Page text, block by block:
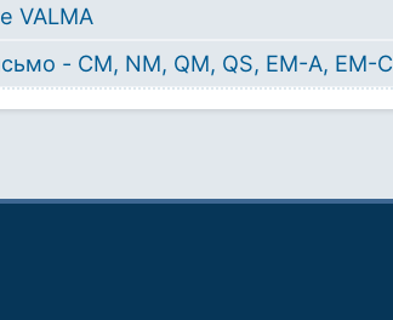
VALMA
- CM, NM, QM, QS, ЕМ-A, EM-